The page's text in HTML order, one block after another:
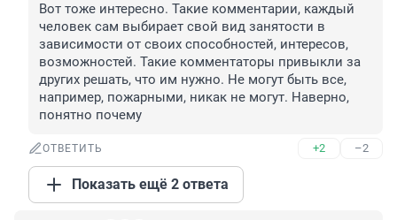
Вот тоже интересно. Такие комментарии, каждый
человек сам выбирает свой вид занятости в
зависимости от своих способностей, интересов,
возможностей. Такие комментаторы привыкли за
других решать, что им нужно. Не могут быть все,
например, пожарными, никак не могут. Наверно,
понятно почему
ОТВЕТИТЬ +2 –2
Показать ещё 2 ответа